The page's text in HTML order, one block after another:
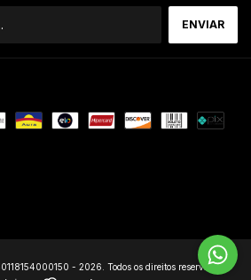
- 2026. Todos os direitos reservados.